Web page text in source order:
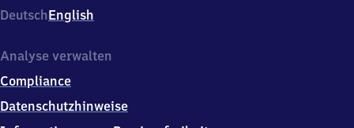
Welsleber
Str.
3
1
2
DeutschEnglish
Analyse verwalten
Compliance
Datenschutzhinweise